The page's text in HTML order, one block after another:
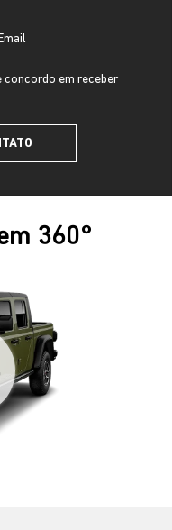
concordo em receber
360°